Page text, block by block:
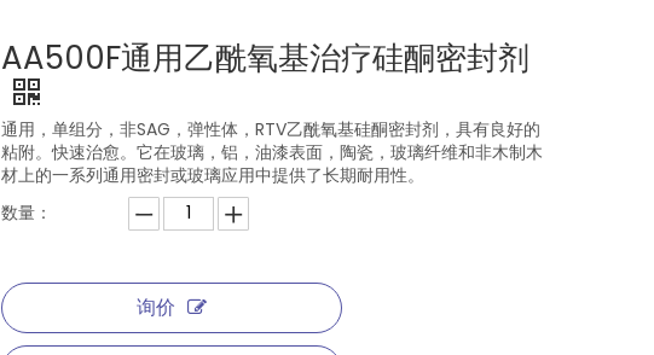
AA500F通用乙酰氧基治疗硅酮密封剂
通用，单组分，非SAG，弹性体，RTV乙酰氧基硅酮密封剂，具有良好的
粘附。快速治愈。它在玻璃，铝，油漆表面，陶瓷，玻璃纤维和非木制木
材上的一系列通用密封或玻璃应用中提供了长期耐用性。
数量：
询价